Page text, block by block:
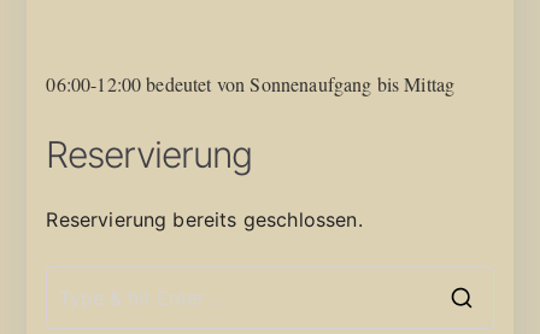
06:00-12:00 bedeutet von Sonnenaufgang bis Mittag
Reservierung
Reservierung bereits geschlossen.